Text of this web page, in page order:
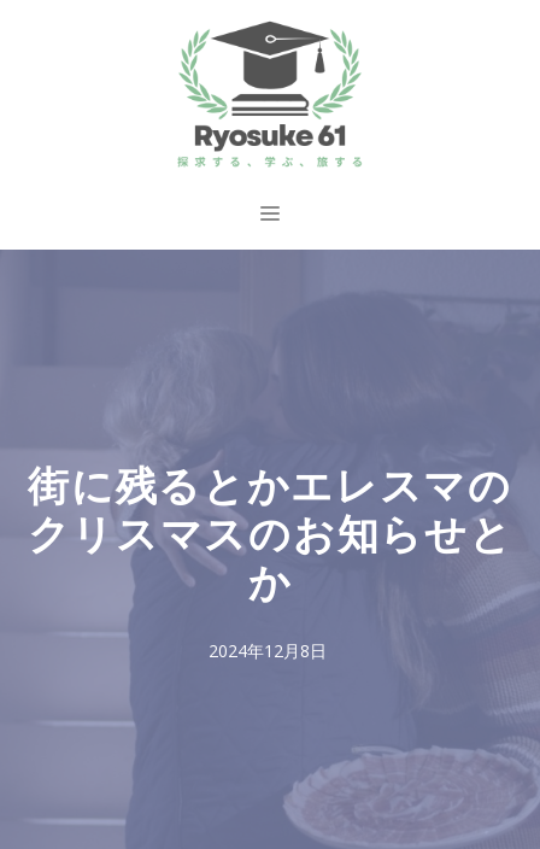
ス
メ
街に残るとかエレスマの
クリスマスのお知らせと
か
2024年12月8日